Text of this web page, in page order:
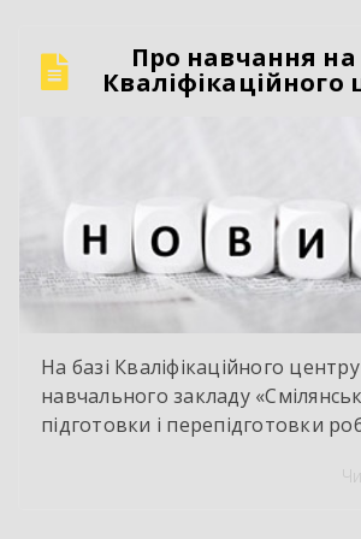
Про навчання на
Кваліфікаційного
На базі Кваліфікаційного
навчального закладу
підготовки і перепідготовки
оцінювання і визнання